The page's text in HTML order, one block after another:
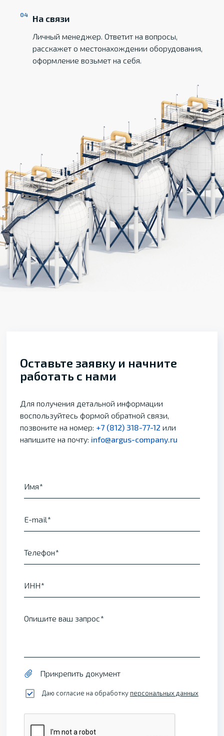
На связи
Личный менеджер. Ответит на вопросы,
расскажет о местонахождении оборудования,
оформление возьмет на себя.
Оставьте заявку и начните
работать с нами
Для получения детальной информации
воспользуйтесь формой обратной связи,
позвоните на номер: +7 (812) 318-77-12 или
напишите на почту: info@argus-company.ru
Имя
E-mail
Телефон
ИНН
Опишите ваш запрос
Прикрепить документ
Даю согласие на обработку персональных данных